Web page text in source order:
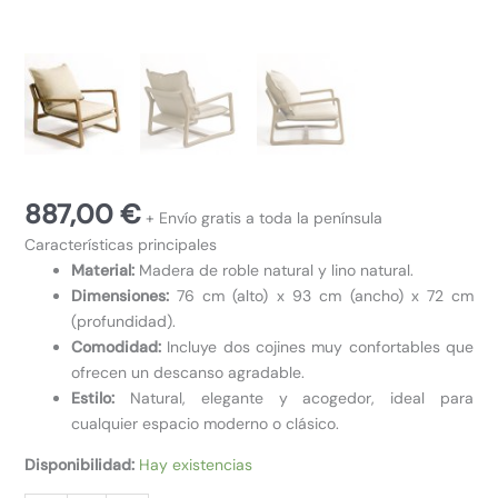
887,00€ + Envío gratis a toda la península
Características principales
Material:Madera de roble natural y lino natural.
Dimensiones:76 cm (alto) x 93 cm (ancho) x 72 cm
(profundidad).
Comodidad:Incluye dos cojines muy confortables que
ofrecen un descanso agradable.
Estilo:Natural, elegante y acogedor, ideal para
cualquier espacio moderno o clásico.
Disponibilidad: Hay existencias